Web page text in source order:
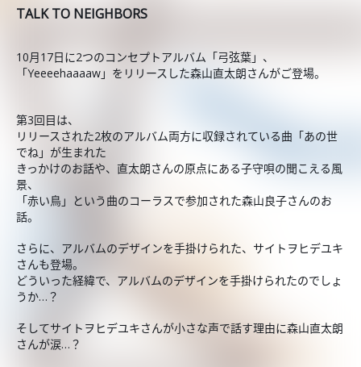
TALK TO NEIGHBORS
10月17日に2つのコンセプトアルバム「弓弦葉」、
「Yeeeehaaaaw」をリリースした森山直太朗さんがご登場。
第3回目は、
リリースされた2枚のアルバム両方に収録されている曲「あの世
でね」が生まれた
きっかけのお話や、直太朗さんの原点にある子守唄の聞こえる風
景、
「赤い鳥」という曲のコーラスで参加された森山良子さんのお
話。
さらに、アルバムのデザインを手掛けられた、サイトヲヒデユキ
さんも登場。
どういった経緯で、アルバムのデザインを手掛けられたのでしょ
うか…？
そしてサイトヲヒデユキさんが小さな声で話す理由に森山直太朗
さんが涙…？